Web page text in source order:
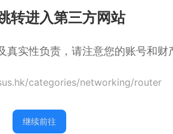
转进入第三方网站
真实性负责，请注意您的账号和财
categories/networking/router
继续前往